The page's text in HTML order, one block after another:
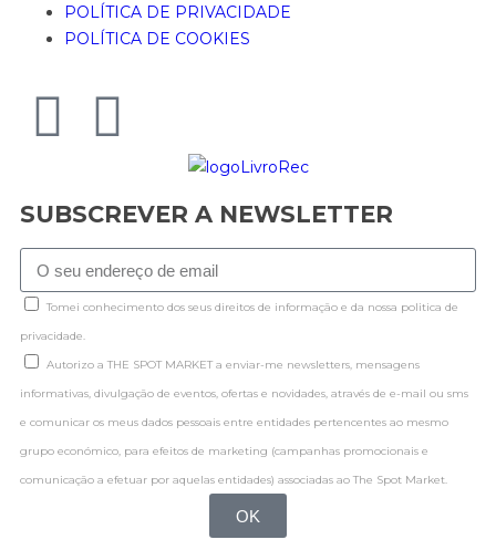
POLÍTICA DE PRIVACIDADE
POLÍTICA DE COOKIES
SUBSCREVER A NEWSLETTER
Tomei conhecimento dos seus direitos de informação e da nossa politica de
privacidade.
Autorizo a THE SPOT MARKET a enviar-me newsletters, mensagens
informativas, divulgação de eventos, ofertas e novidades, através de e-mail ou sms
e comunicar os meus dados pessoais entre entidades pertencentes ao mesmo
grupo económico, para efeitos de marketing (campanhas promocionais e
comunicação a efetuar por aquelas entidades) associadas ao The Spot Market.
OK